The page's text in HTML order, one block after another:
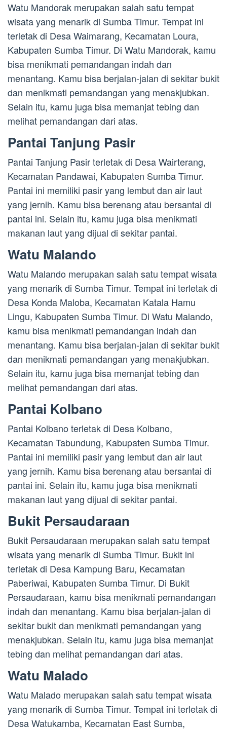
Watu Mandorak merupakan salah satu tempat
wisata yang menarik di Sumba Timur. Tempat ini
terletak di Desa Waimarang, Kecamatan Loura,
Kabupaten Sumba Timur. Di Watu Mandorak, kamu
bisa menikmati pemandangan indah dan
menantang. Kamu bisa berjalan-jalan di sekitar bukit
dan menikmati pemandangan yang menakjubkan.
Selain itu, kamu juga bisa memanjat tebing dan
melihat pemandangan dari atas.
Pantai Tanjung Pasir
Pantai Tanjung Pasir terletak di Desa Wairterang,
Kecamatan Pandawai, Kabupaten Sumba Timur.
Pantai ini memiliki pasir yang lembut dan air laut
yang jernih. Kamu bisa berenang atau bersantai di
pantai ini. Selain itu, kamu juga bisa menikmati
makanan laut yang dijual di sekitar pantai.
Watu Malando
Watu Malando merupakan salah satu tempat wisata
yang menarik di Sumba Timur. Tempat ini terletak di
Desa Konda Maloba, Kecamatan Katala Hamu
Lingu, Kabupaten Sumba Timur. Di Watu Malando,
kamu bisa menikmati pemandangan indah dan
menantang. Kamu bisa berjalan-jalan di sekitar bukit
dan menikmati pemandangan yang menakjubkan.
Selain itu, kamu juga bisa memanjat tebing dan
melihat pemandangan dari atas.
Pantai Kolbano
Pantai Kolbano terletak di Desa Kolbano,
Kecamatan Tabundung, Kabupaten Sumba Timur.
Pantai ini memiliki pasir yang lembut dan air laut
yang jernih. Kamu bisa berenang atau bersantai di
pantai ini. Selain itu, kamu juga bisa menikmati
makanan laut yang dijual di sekitar pantai.
Bukit Persaudaraan
Bukit Persaudaraan merupakan salah satu tempat
wisata yang menarik di Sumba Timur. Bukit ini
terletak di Desa Kampung Baru, Kecamatan
Paberiwai, Kabupaten Sumba Timur. Di Bukit
Persaudaraan, kamu bisa menikmati pemandangan
indah dan menantang. Kamu bisa berjalan-jalan di
sekitar bukit dan menikmati pemandangan yang
menakjubkan. Selain itu, kamu juga bisa memanjat
tebing dan melihat pemandangan dari atas.
Watu Malado
Watu Malado merupakan salah satu tempat wisata
yang menarik di Sumba Timur. Tempat ini terletak di
Desa Watukamba, Kecamatan East Sumba,